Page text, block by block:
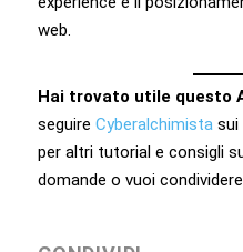
web.
Hai trovato utile questo
seguire Cyberalchimista sui
per altri tutorial e consigli
domande o vuoi